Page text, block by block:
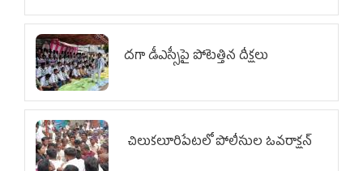
దగా డీఎస్సీపై పోటెత్తిన దీక్షలు
చిలుక‌లూరిపేట‌లో పోలీసుల ఓవ‌రాక్ష‌న్‌